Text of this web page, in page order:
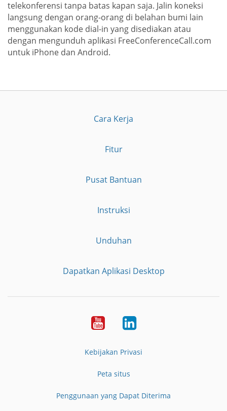
telekonferensi tanpa batas kapan saja. Jalin koneksi
langsung dengan orang-orang di belahan bumi lain
menggunakan kode dial-in yang disediakan atau
dengan mengunduh aplikasi FreeConferenceCall.com
untuk iPhone dan Android.
Cara Kerja
Fitur
Pusat Bantuan
Instruksi
Unduhan
Dapatkan Aplikasi Desktop
YouTubeLinkedIn
Kebijakan Privasi
Peta situs
Penggunaan yang Dapat Diterima